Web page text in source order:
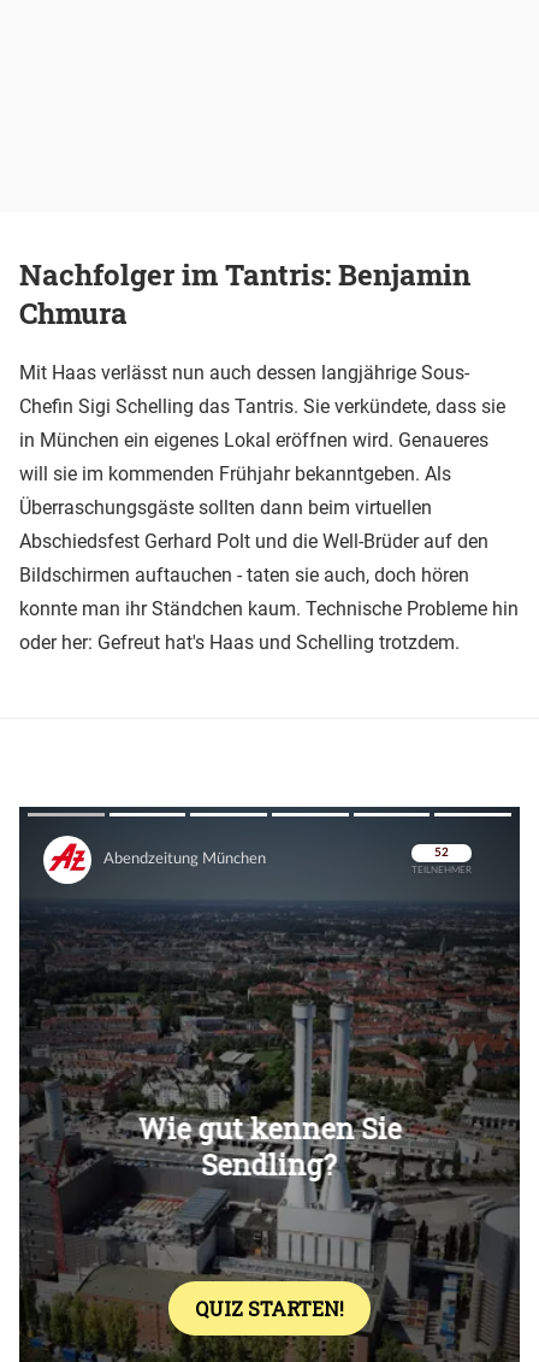
Nachfolger im Tantris: Benjamin
Chmura
Mit Haas verlässt nun auch dessen langjährige Sous-
Chefin Sigi Schelling das Tantris. Sie verkündete, dass sie
in München ein eigenes Lokal eröffnen wird. Genaueres
will sie im kommenden Frühjahr bekanntgeben. Als
Überraschungsgäste sollten dann beim virtuellen
Abschiedsfest Gerhard Polt und die Well-Brüder auf den
Bildschirmen auftauchen - taten sie auch, doch hören
konnte man ihr Ständchen kaum. Technische Probleme hin
oder her: Gefreut hat's Haas und Schelling trotzdem.
Überspringen
Überspringen